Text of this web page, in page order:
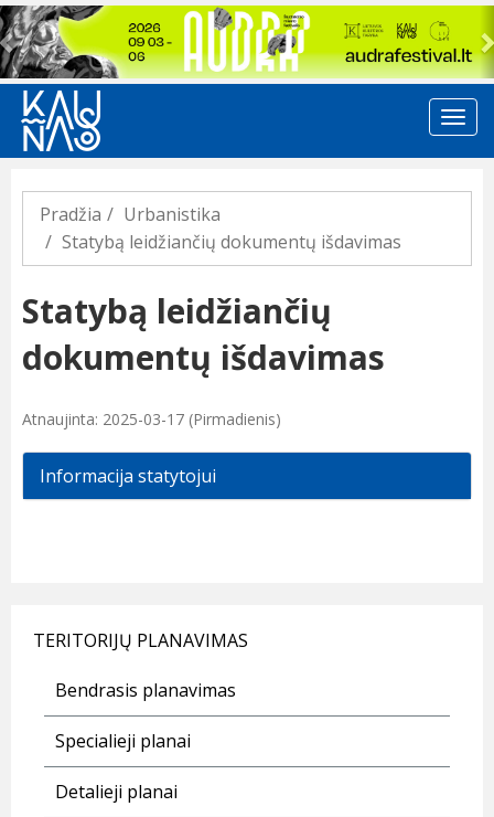
Previous
Pradžia
Urbanistika
Statybą leidžiančių dokumentų išdavimas
Statybą leidžiančių
dokumentų išdavimas
Atnaujinta: 2025-03-17 (Pirmadienis)
Informacija statytojui
TERITORIJŲ PLANAVIMAS
Bendrasis planavimas
Specialieji planai
Detalieji planai